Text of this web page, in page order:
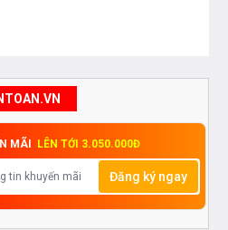
MÃI LÊN TỚI 3.050.000Đ
Đăng ký ngay